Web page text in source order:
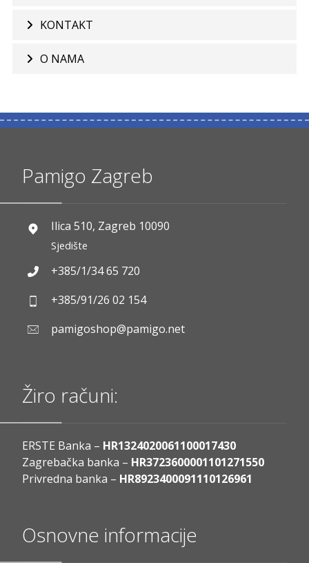
KONTAKT
O NAMA
Pamigo Zagreb
Ilica 510, Zagreb 10090
Sjedište
+385/1/34 65 720
+385/91/26 02 154
pamigoshop@pamigo.net
Žiro računi:
ERSTE Banka – HR1324020061100017430
Zagrebačka banka – HR3723600001101271550
Privredna banka – HR8923400091110126961
Osnovne informacije